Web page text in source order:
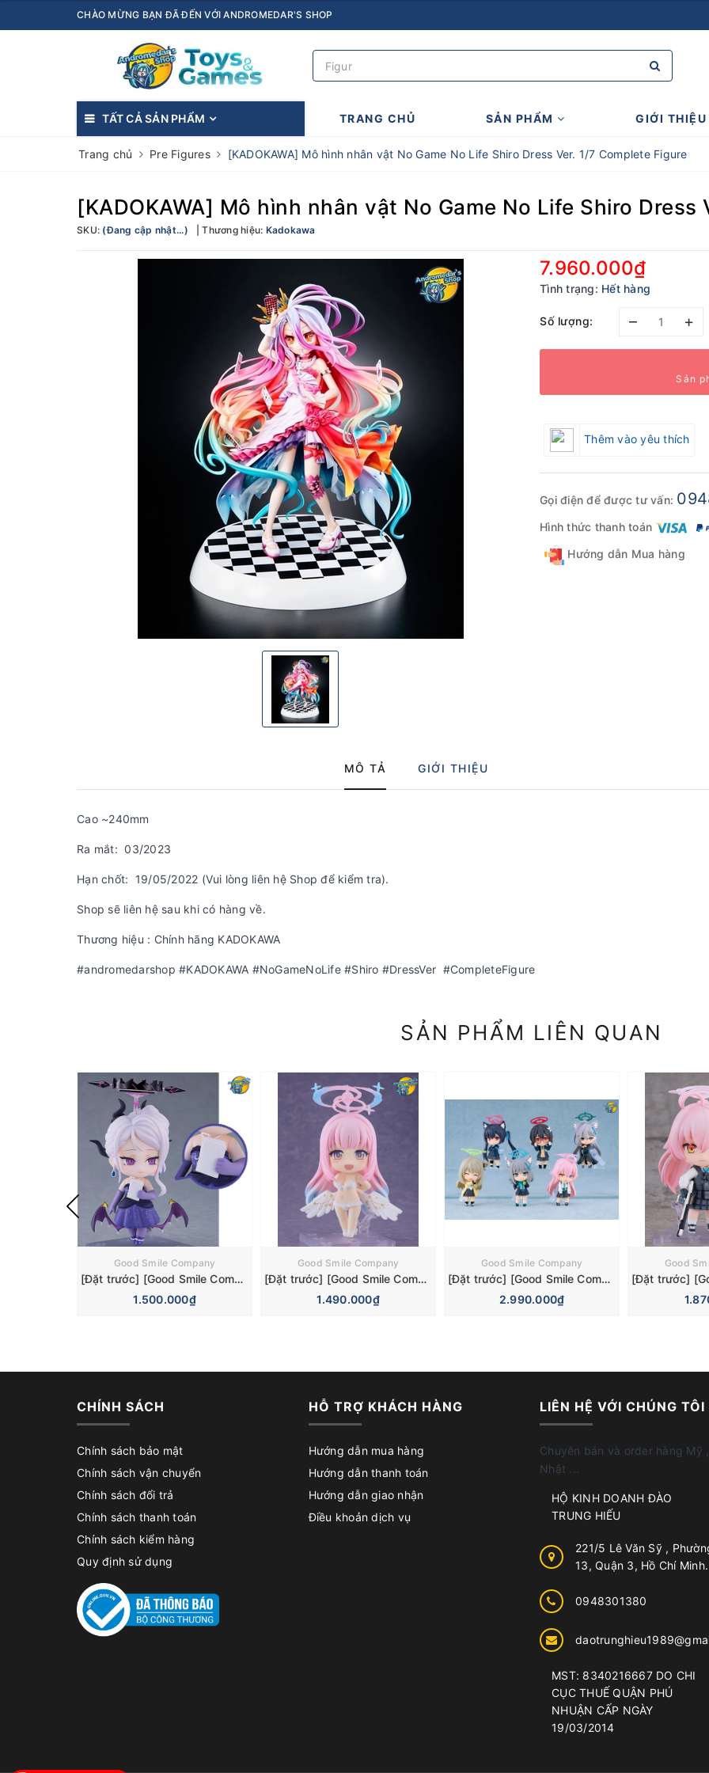
CHÀO MỪNG BẠN ĐÃ ĐẾN VỚI ANDROMEDAR'S SHOP
TẤT CẢ SẢN PHẨM TRANG CHỦ SẢN PHẨM GIỚI THIỆU
Trang chủ Pre Figures [KADOKAWA] Mô hình nhân vật No Game No Life Shiro Dress Ver. 1/7 Complete Figure
[KADOKAWA] Mô hình nhân vật No Game No Life Shiro Dress
SKU: (Đang cập nhật...) Thương hiệu: Kadokawa
7.960.000₫
Tình trạng: Hết hàng
Số lượng: – +
Sản
Thêm vào yêu thích
Gọi điện để được tư vấn:
Hình thức thanh toán
Hướng dẫn Mua hàng
MÔ TẢ GIỚI THIỆU
Cao ~240mm
Ra mắt: 03/2023
Hạn chốt: 19/05/2022 (Vui lòng liên hệ Shop để kiểm tra).
Shop sẽ liên hệ sau khi có hàng về.
Thương hiệu : Chính hãng KADOKAWA
#andromedarshop #KADOKAWA #NoGameNoLife #Shiro #DressVer #CompleteFigure
SẢN PHẨM LIÊN QUAN
Good Smile Company
[Đặt trước] [Good Smile Company] Mô hình nhân vật Blue Archive Nendoroid 3110 Hina Sorasaki Dress Basic Figure (+Bonus)
1.500.000₫
Good Smile Company
[Đặt trước] [Good Smile Company] Mô hình nhân vật Blue Archive Nendoroid 3084 Mika Misono Swimsuit Basic Figure (Bonus)
1.490.000₫
Good Smile Company
[Đặt trước] [Good Smile Company] Mô hình nhân vật Blue Archive Nendoroid Surprise 6 Pieces Box Figure
2.990.000₫
Good
CHÍNH SÁCH
Chính sách bảo mật
Chính sách vận chuyển
Chính sách đổi trả
Chính sách thanh toán
Chính sách kiểm hàng
Quy định sử dụng
HỖ TRỢ KHÁCH HÀNG
Hướng dẫn mua hàng
Hướng dẫn thanh toán
Hướng dẫn giao nhận
Điều khoản dịch vụ
LIÊN HỆ VỚI CHÚNG TÔI
Chuyên bán và order hàng Mỹ
Nhật ...
HỘ KINH DOANH ĐÀO
TRUNG HIẾU
221/5 Lê Văn Sỹ ,
13, Quận 3, Hồ Chí Minh.
0948301380
MST: 8340216667 DO CHI
CỤC THUẾ QUẬN PHÚ
NHUẬN CẤP NGÀY
19/03/2014